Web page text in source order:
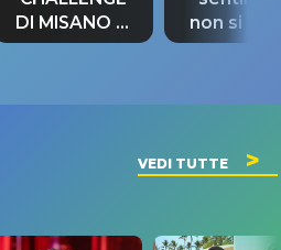
DI MISANO si
riconferma
non si
fino alla
VEDI TUTTE